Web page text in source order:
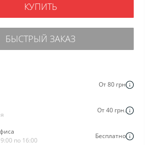
КУПИТЬ
БЫСТРЫЙ ЗАКАЗ
От 80 грн
От 40 грн.
по 16:00
Бесплатно